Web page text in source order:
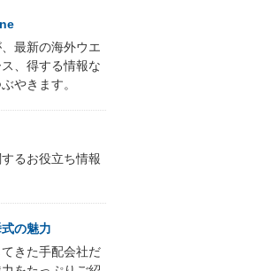
最新の海外ウエ
、得する情報な
やきます。
るお役立ち情報
の魅力
きた手配会社だ